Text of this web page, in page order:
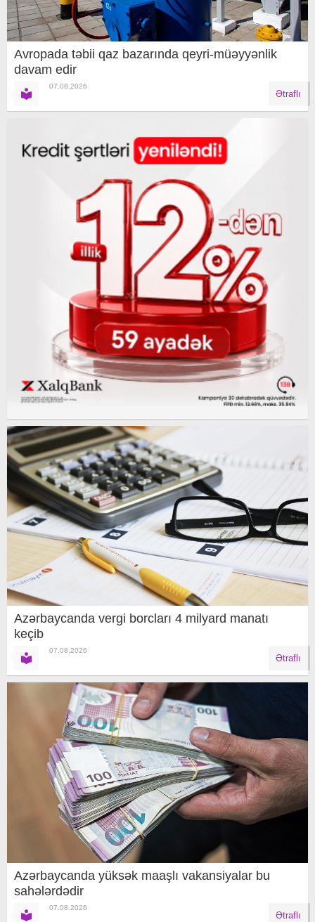
Avropada təbii qaz bazarında qeyri-müəyyənlik
davam edir
07.08.2026
Ətraflı
Azərbaycanda vergi borcları 4 milyard manatı
keçib
07.08.2026
Ətraflı
Azərbaycanda yüksək maaşlı vakansiyalar bu
sahələrdədir
07.08.2026
Ətraflı